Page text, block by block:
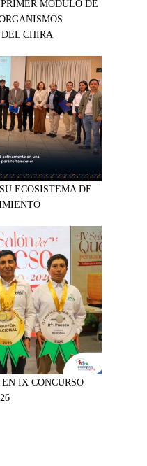
MÓDULO DE
CHIRA
ECOSISTEMA DE
IX CONCURSO